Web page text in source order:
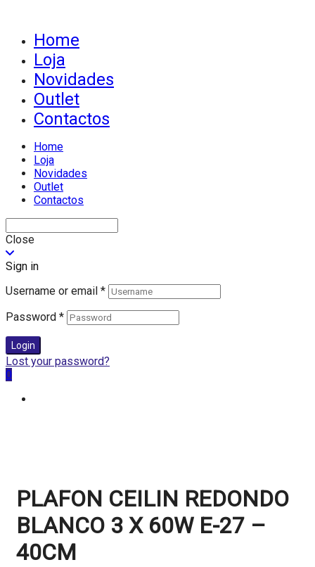
Home
Loja
Novidades
Outlet
Contactos
Home
Loja
Novidades
Outlet
Contactos
Close
Sign in
Username or email *
Password *
Login
Lost your password?
0
PLAFON CEILIN REDONDO
BLANCO 3 X 60W E-27 –
40CM